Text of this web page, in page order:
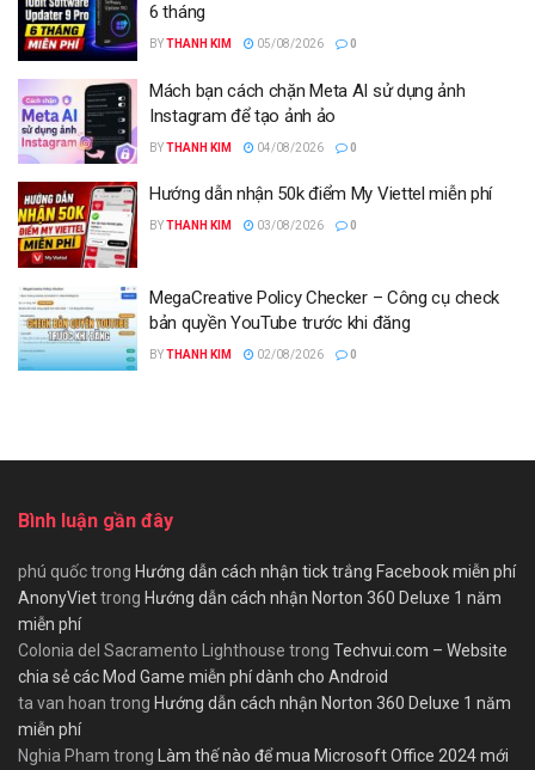
6 tháng
BYTHANH KIM 05/08/2026 0
Mách bạn cách chặn Meta AI sử dụng ảnh
Instagram để tạo ảnh ảo
BYTHANH KIM 04/08/2026 0
Hướng dẫn nhận 50k điểm My Viettel miễn phí
BYTHANH KIM 03/08/2026 0
MegaCreative Policy Checker – Công cụ check
bản quyền YouTube trước khi đăng
BYTHANH KIM 02/08/2026 0
Bình luận gần đây
phú quốctrong Hướng dẫn cách nhận tick trắng Facebook miễn phí
AnonyViettrong Hướng dẫn cách nhận Norton 360 Deluxe 1 năm
miễn phí
Colonia del Sacramento Lighthouse trong Techvui.com – Website
chia sẻ các Mod Game miễn phí dành cho Android
ta van hoan trong Hướng dẫn cách nhận Norton 360 Deluxe 1 năm
miễn phí
Nghia Pham trong Làm thế nào để mua Microsoft Office 2024 mới